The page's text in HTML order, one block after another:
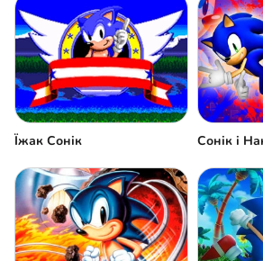
Їжак Сонік Сонік і